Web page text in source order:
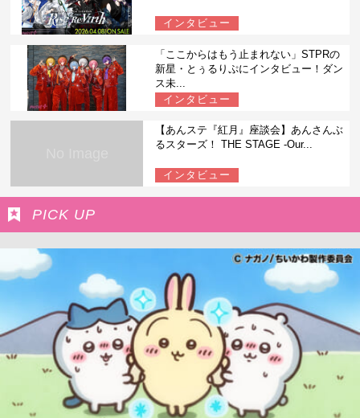
インタビュー
「ここからはもう止まれない」STPRの
新星・とぅるりぷにインタビュー！ダン
ス未...
インタビュー
【あんステ『紅月』座談会】あんさんぶ
るスターズ！ THE STAGE -Our...
インタビュー
PICK UP